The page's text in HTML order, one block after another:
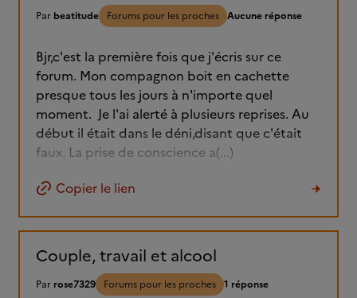
Par beatitude Forums pour les proches Aucune réponse
Bjr,c'est la première fois que j'écris sur ce
forum. Mon compagnon boit en cachette
presque tous les jours à n'importe quel
moment. Je l'ai alerté à plusieurs reprises. Au
début il était dans le déni,disant que c'était
faux. La prise de conscience a(...)
Copier le lien
Couple, travail et alcool
Par rose7329 Forums pour les proches 1 réponse